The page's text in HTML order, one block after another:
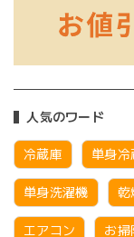
人気のワード
冷蔵庫 単身冷
単身洗濯機 乾
エアコン お掃